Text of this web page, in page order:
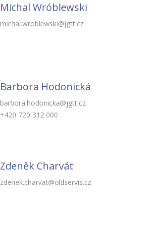
Michal Wróblewski
michal.wroblewski@jgtt.cz
Barbora Hodonická
barbora.hodonicka@jgtt.cz
+420 720 312 000
Zdeněk Charvát
zdenek.charvat@oldservis.cz